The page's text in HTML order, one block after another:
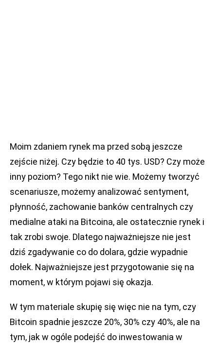
Moim zdaniem rynek ma przed sobą jeszcze
zejście niżej. Czy będzie to 40 tys. USD? Czy może
inny poziom? Tego nikt nie wie. Możemy tworzyć
scenariusze, możemy analizować sentyment,
płynność, zachowanie banków centralnych czy
medialne ataki na Bitcoina, ale ostatecznie rynek i
tak zrobi swoje. Dlatego najważniejsze nie jest
dziś zgadywanie co do dolara, gdzie wypadnie
dołek. Najważniejsze jest przygotowanie się na
moment, w którym pojawi się okazja.
W tym materiale skupię się więc nie na tym, czy
Bitcoin spadnie jeszcze 20%, 30% czy 40%, ale na
tym, jak w ogóle podejść do inwestowania w